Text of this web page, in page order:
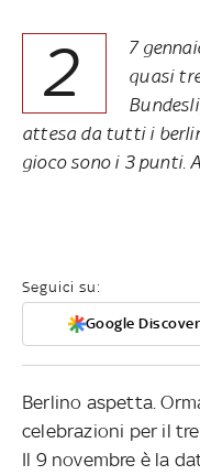
2
7
quasi
attesa da tutti i
gioco sono i 3 punti.
Seguici su:
Google Discover
Berlino aspetta.
celebrazioni per il
Il 9 novembre è la